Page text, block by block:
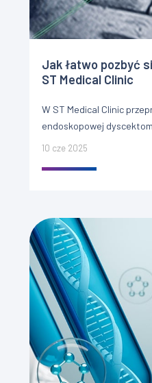
Jak łatwo pozbyć
ST Medical Clinic
W ST Medical Clinic
endoskopowej
przez doświadczonych
10 cze 2025